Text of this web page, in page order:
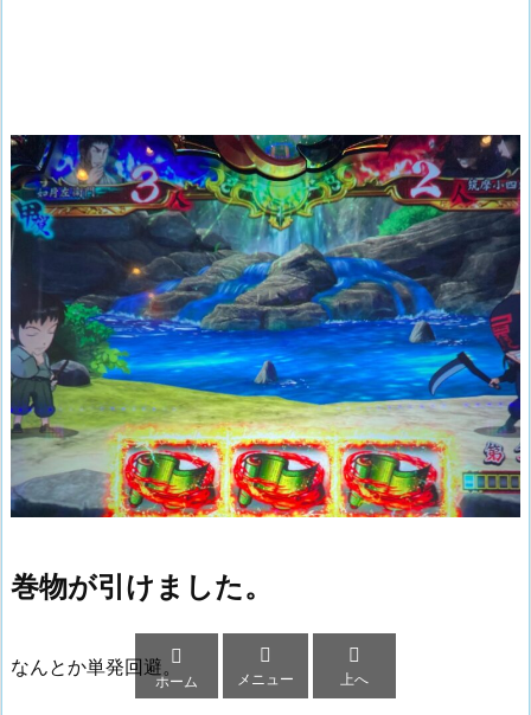
巻物が引けました。
なんとか単発回避。

ホーム

メニュー

上へ